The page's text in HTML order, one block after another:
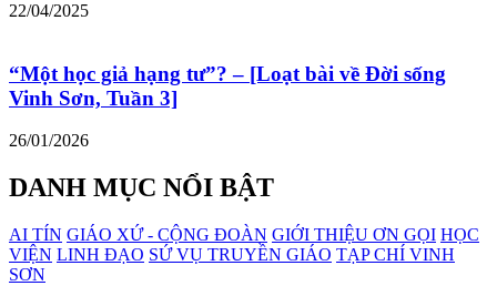
22/04/2025
“Một học giả hạng tư”? – [Loạt bài về Đời sống
Vinh Sơn, Tuần 3]
26/01/2026
DANH MỤC NỔI BẬT
AI TÍN GIÁO XỨ - CỘNG ĐOÀN GIỚI THIỆU ƠN GỌI HỌC
VIỆN LINH ĐẠO SỨ VỤ TRUYỀN GIÁO TẠP CHÍ VINH
SƠN